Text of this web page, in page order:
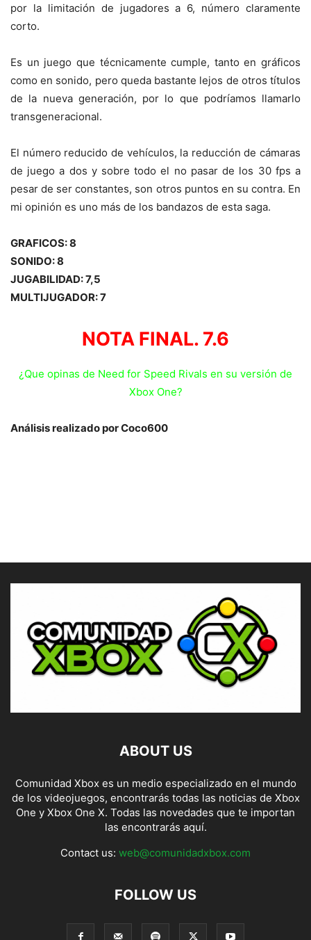
por la limitación de jugadores a 6, número claramente
corto.
Es un juego que técnicamente cumple, tanto en gráficos
como en sonido, pero queda bastante lejos de otros títulos
de la nueva generación, por lo que podríamos llamarlo
transgeneracional.
El número reducido de vehículos, la reducción de cámaras
de juego a dos y sobre todo el no pasar de los 30 fps a
pesar de ser constantes, son otros puntos en su contra. En
mi opinión es uno más de los bandazos de esta saga.
GRAFICOS: 8
SONIDO: 8
JUGABILIDAD: 7,5
MULTIJUGADOR: 7
NOTA FINAL. 7.6
¿Que opinas de Need for Speed Rivals en su versión de
Xbox One?
Análisis realizado por Coco600
ABOUT US
Comunidad Xbox es un medio especializado en el mundo
de los videojuegos, encontrarás todas las noticias de Xbox
One y Xbox One X. Todas las novedades que te importan
las encontrarás aquí.
Contact us: web@comunidadxbox.com
FOLLOW US